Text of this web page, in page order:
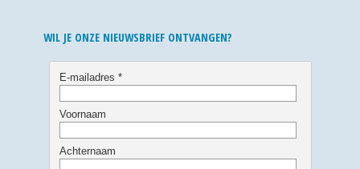
WIL JE ONZE NIEUWSBRIEF ONTVANGEN?